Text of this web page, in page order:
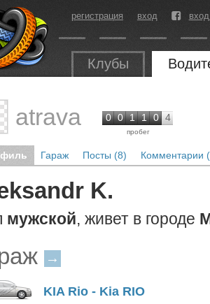
регистрация вход
Клубы
atrava 0 0 1 1 0 4
пробег
Гараж Посты (8) Комментарии
K.
мужской, живет в городе
→
KIA Rio - Kia RIO